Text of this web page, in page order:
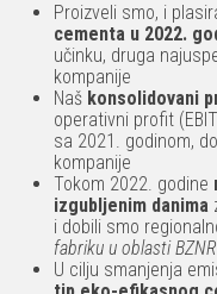
Proizveli smo, i
cementa u 2022.
učinku, druga
kompanije
Naš konsolidovani
operativni profit
sa 2021. godinom,
kompanije
Tokom 2022. godine
izgubljenim danima
i dobili smo
fabriku u oblasti BZNR
U cilju smanjenja